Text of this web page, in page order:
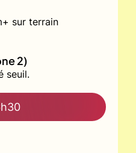
sur terrain
2)
seuil.